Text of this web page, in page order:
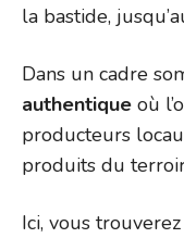
la bastide,
Dans un cadre
authentique où
producteurs
produits du
Ici, vous